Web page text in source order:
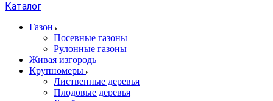
Каталог
Газон
Посевные газоны
Рулонные газоны
Живая изгородь
Крупномеры
Лиственные деревья
Плодовые деревья